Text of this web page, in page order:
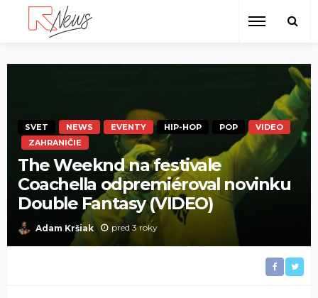
SVET NEWS EVENTY HIP-HOP POP
VIDEO
ZAHRANIČIE
The Weeknd na festivale
Coachella odpremiéroval novinku
Double Fantasy (VIDEO)
Adam Kršiak pred 3 roky